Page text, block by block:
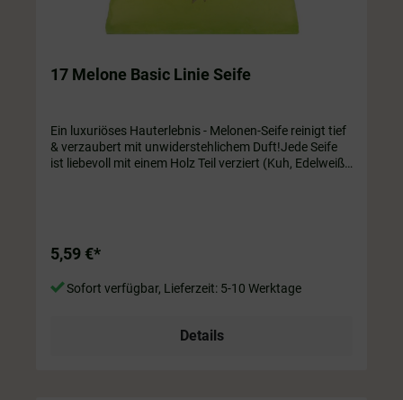
17 Melone Basic Linie Seife
Ein luxuriöses Hauterlebnis - Melonen-Seife reinigt tief
& verzaubert mit unwiderstehlichem Duft!Jede Seife
ist liebevoll mit einem Holz Teil verziert (Kuh, Edelweiß,
5,59 €*
Sofort verfügbar, Lieferzeit: 5-10 Werktage
Details